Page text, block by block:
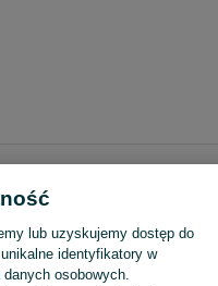
lub uzyskujemy dostęp do
identyfikatory w
osobowych.